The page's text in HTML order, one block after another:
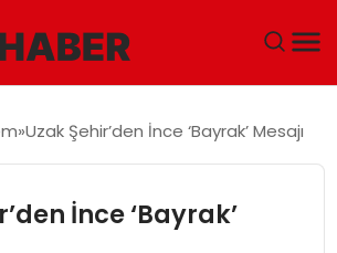
Uzak Şehir’den İnce ‘Bayrak’ Mesajı
İnce ‘Bayrak’